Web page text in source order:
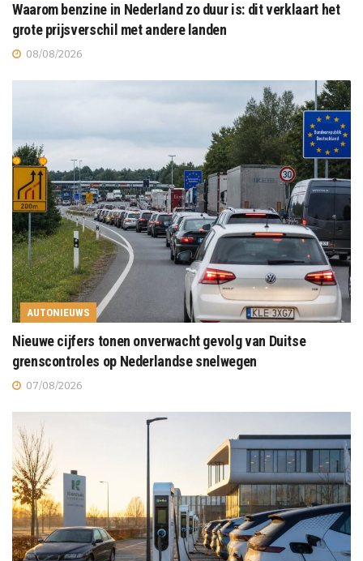
Waarom benzine in Nederland zo duur is: dit verklaart het
grote prijsverschil met andere landen
08/08/2026
AUTONIEUWS
Nieuwe cijfers tonen onverwacht gevolg van Duitse
grenscontroles op Nederlandse snelwegen
07/08/2026